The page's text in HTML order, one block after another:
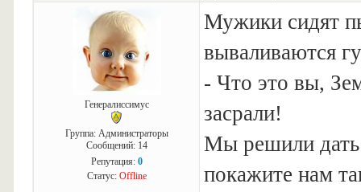
Генералиссимус
Группа: Администраторы
Сообщений: 14
Репутация: 0
Статус: Offline
Мужики сидят
вываливаются
- Что это вы,
засрали!
Мы решили дать
покажите нам